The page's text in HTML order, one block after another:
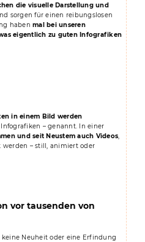
die visuelle Darstellung und
sorgen für einen reibungslosen
haben mal bei unseren
eigentlich zu guten Infografiken
in einem Bild werden
– genannt. In einer
und seit Neustem auch Videos,
– still, animiert oder
vor tausenden von
Neuheit oder eine Erfindung